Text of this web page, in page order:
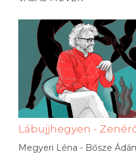
Lábujjhegyen -
Megyeri Léna - Bősze